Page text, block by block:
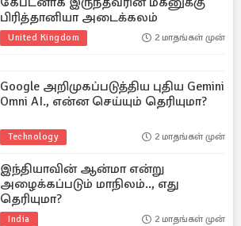
பிரித்தானியா அடைக்கலம்
United Kingdom 2 மாதங்கள் முன்
Google அறிமுகப்படுத்திய புதிய Gemini
Omni AI., என்ன செய்யும் தெரியுமா?
Technology 2 மாதங்கள் முன்
இந்தியாவின் ஆன்மா என்று
அழைக்கப்படும் மாநிலம்.., எது
தெரியுமா?
India 2 மாதங்கள் முன்